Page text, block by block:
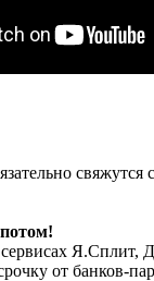
свяжутся
Я.Сплит,
от банков-